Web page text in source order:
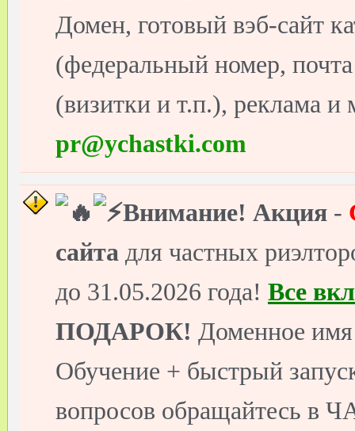
Домен, готовый вэб-сайт
(федеральный номер,
(визитки и т.п.), реклама и
pr@ychastki.com
Внимание! Акция -
сайта для частных
до 31.05.2026 года! Все
ПОДАРОК! Доменное
Обучение + быстрый
вопросов обращайтесь в